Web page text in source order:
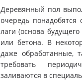
Деревянный пол
очередь
лаги (основа
или бетона. В
даже обработанные,
требовать
заливаются в